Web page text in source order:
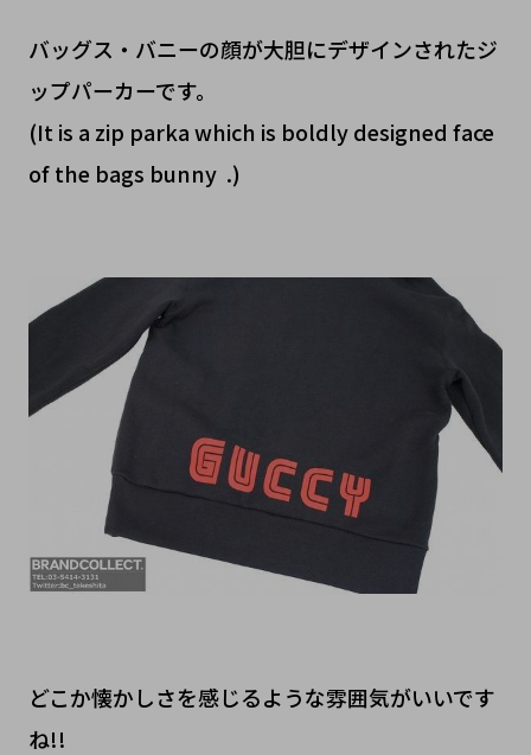
バッグス・バニーの顔が大胆にデザインされたジ
ップパーカーです。
(It is a zip parka which is boldly designed face
of the bags bunny .)
どこか懐かしさを感じるような雰囲気がいいです
ね!!